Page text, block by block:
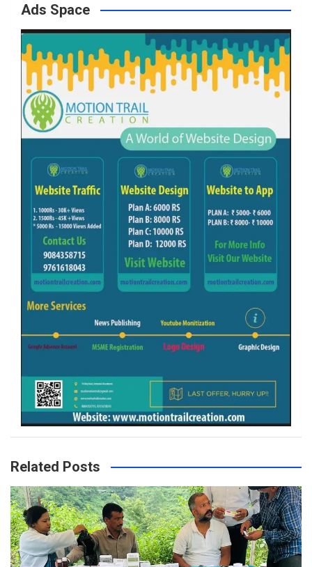
Ads Space
Related Posts